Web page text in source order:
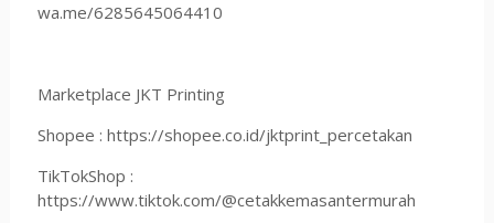
wa.me/6285645064410
Marketplace JKT Printing
Shopee : https://shopee.co.id/jktprint_percetakan
TikTokShop :
https://www.tiktok.com/@cetakkemasantermurah